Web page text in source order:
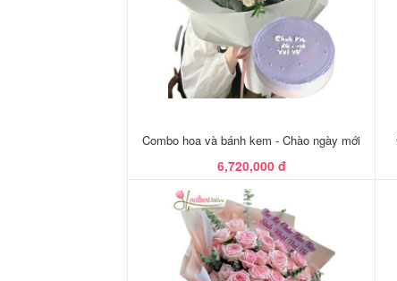
Combo hoa và bánh kem - Chào ngày mới
6,720,000 đ